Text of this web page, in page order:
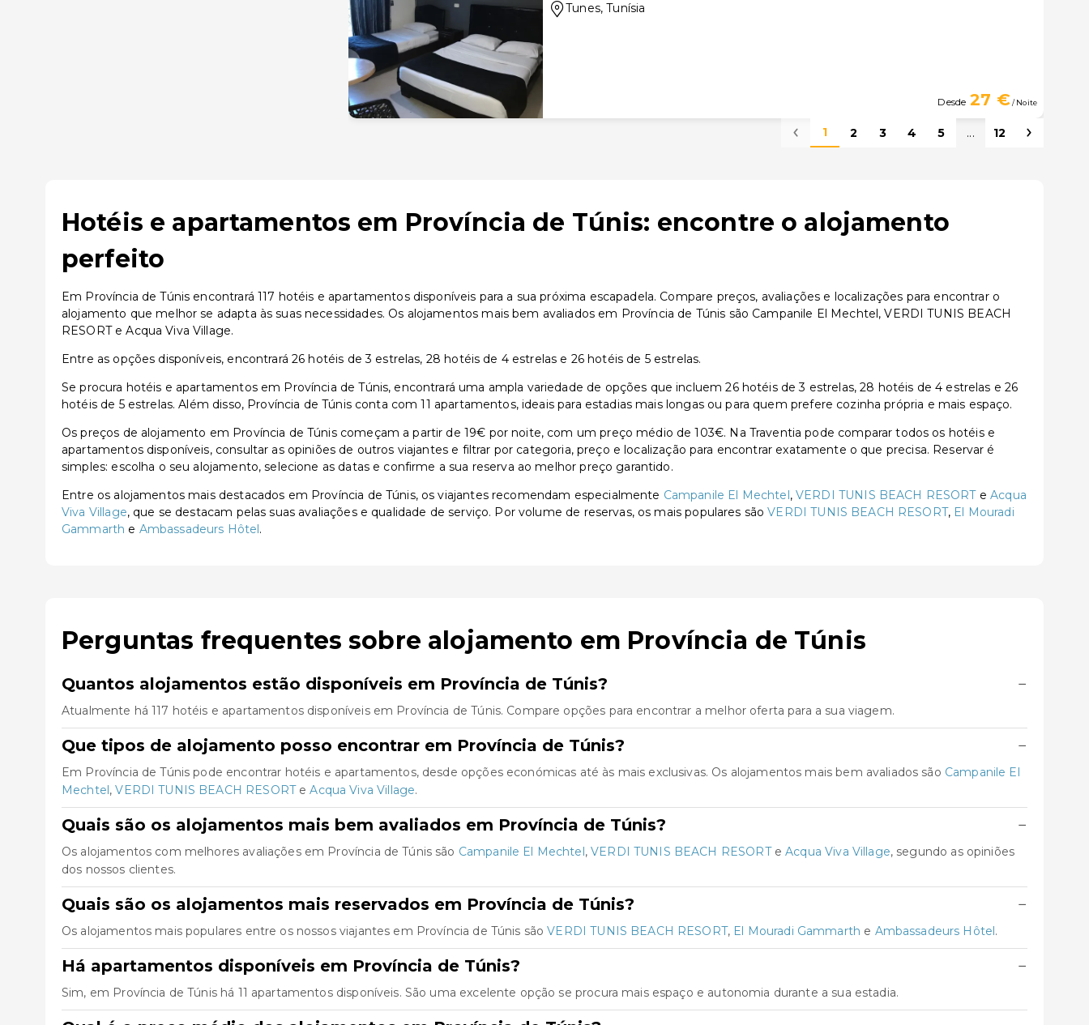
Tunes, Tunísia
Desde 27 €/ Noite
1 2 3 4 5 ... 12
Hotéis e apartamentos em Província de Túnis: encontre o alojamento
perfeito
Em Província de Túnis encontrará 117 hotéis e apartamentos disponíveis para a sua próxima escapadela. Compare preços, avaliações e localizações para encontrar o
alojamento que melhor se adapta às suas necessidades. Os alojamentos mais bem avaliados em Província de Túnis são Campanile El Mechtel, VERDI TUNIS BEACH
RESORT e Acqua Viva Village.
Entre as opções disponíveis, encontrará 26 hotéis de 3 estrelas, 28 hotéis de 4 estrelas e 26 hotéis de 5 estrelas.
Se procura hotéis e apartamentos em Província de Túnis, encontrará uma ampla variedade de opções que incluem 26 hotéis de 3 estrelas, 28 hotéis de 4 estrelas e 26
hotéis de 5 estrelas. Além disso, Província de Túnis conta com 11 apartamentos, ideais para estadias mais longas ou para quem prefere cozinha própria e mais espaço.
Os preços de alojamento em Província de Túnis começam a partir de 19€ por noite, com um preço médio de 103€. Na Traventia pode comparar todos os hotéis e
apartamentos disponíveis, consultar as opiniões de outros viajantes e filtrar por categoria, preço e localização para encontrar exatamente o que precisa. Reservar é
simples: escolha o seu alojamento, selecione as datas e confirme a sua reserva ao melhor preço garantido.
Entre os alojamentos mais destacados em Província de Túnis, os viajantes recomendam especialmente Campanile El Mechtel,VERDI TUNIS BEACH RESORTeAcqua
Viva Village, que se destacam pelas suas avaliações e qualidade de serviço. Por volume de reservas, os mais populares sãoVERDI TUNIS BEACH RESORT, El Mouradi
Gammarth e Ambassadeurs Hôtel.
Perguntas frequentes sobre alojamento em Província de Túnis
Quantos alojamentos estão disponíveis em Província de Túnis? −
Atualmente há 117 hotéis e apartamentos disponíveis em Província de Túnis. Compare opções para encontrar a melhor oferta para a sua viagem.
Que tipos de alojamento posso encontrar em Província de Túnis? −
Em Província de Túnis pode encontrar hotéis e apartamentos, desde opções económicas até às mais exclusivas. Os alojamentos mais bem avaliados são Campanile El
Mechtel,VERDI TUNIS BEACH RESORTeAcqua Viva Village.
Quais são os alojamentos mais bem avaliados em Província de Túnis? −
Os alojamentos com melhores avaliações em Província de Túnis são Campanile El Mechtel,VERDI TUNIS BEACH RESORTeAcqua Viva Village, segundo as opiniões
dos nossos clientes.
Quais são os alojamentos mais reservados em Província de Túnis? −
Os alojamentos mais populares entre os nossos viajantes em Província de Túnis sãoVERDI TUNIS BEACH RESORT, El Mouradi Gammarth e Ambassadeurs Hôtel.
Há apartamentos disponíveis em Província de Túnis? −
Sim, em Província de Túnis há 11 apartamentos disponíveis. São uma excelente opção se procura mais espaço e autonomia durante a sua estadia.